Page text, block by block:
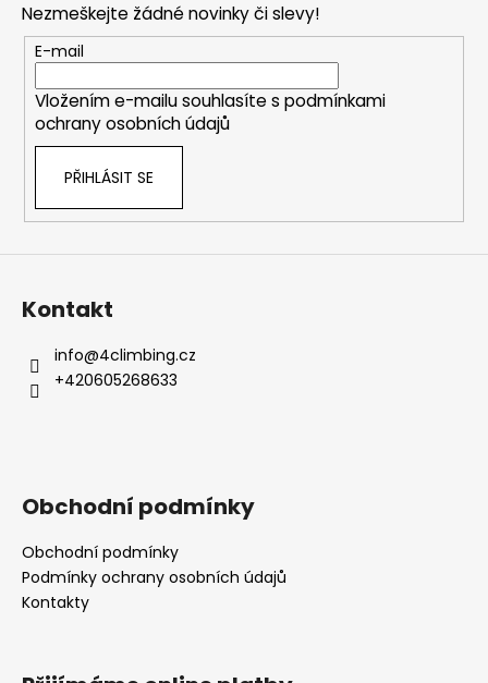
Nezmeškejte žádné novinky či slevy!
E-mail
Vložením e-mailu souhlasíte s podmínkami
ochrany osobních údajů
PŘIHLÁSIT SE
Kontakt
info@4climbing.cz
+420605268633
Obchodní podmínky
Obchodní podmínky
Podmínky ochrany osobních údajů
Kontakty